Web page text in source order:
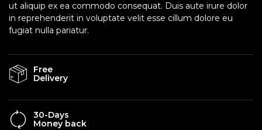
ut aliquip ex ea commodo consequat. Duis aute irure dolor
in reprehenderit in voluptate velit esse cillum dolore eu
fugiat nulla pariatur.
Free
Delivery
30-Days
Money back